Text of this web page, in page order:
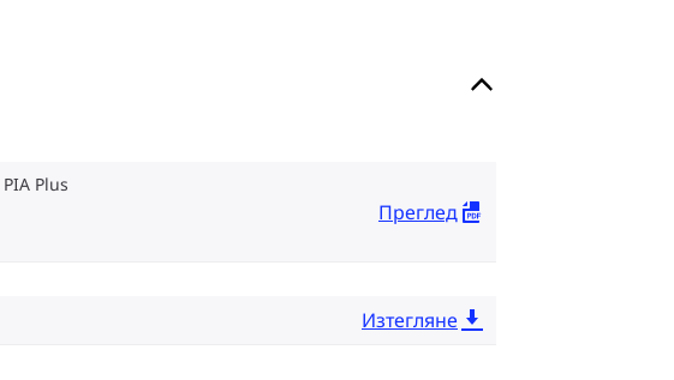
Plus
Преглед
Изтегляне